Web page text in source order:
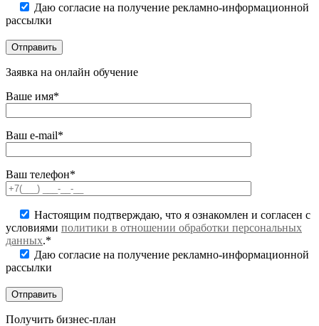
Даю согласие на получение рекламно-информационной
рассылки
Заявка на онлайн обучение
Ваше имя*
Ваш e-mail*
Ваш телефон*
Настоящим подтверждаю, что я ознакомлен и согласен с
условиями политики в отношении обработки персональных
данных.*
Даю согласие на получение рекламно-информационной
рассылки
Получить бизнес-план